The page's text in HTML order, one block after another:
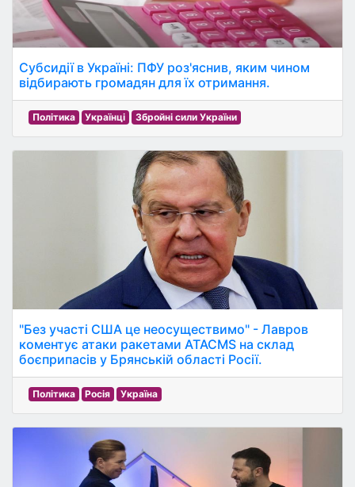
Субсидії в Україні: ПФУ роз'яснив, яким чином
відбирають громадян для їх отримання.
Політика Українці Збройні сили України
"Без участі США це неосуществимо" - Лавров
коментує атаки ракетами ATACMS на склад
боєприпасів у Брянській області Росії.
Політика Росія Україна